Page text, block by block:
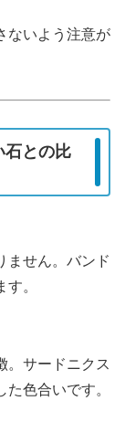
ないよう注意が
石との比
ません。バンド
。
。サードニクス
色合いです。